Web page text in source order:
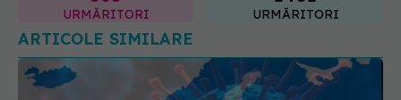
ARTICOLE SIMILARE